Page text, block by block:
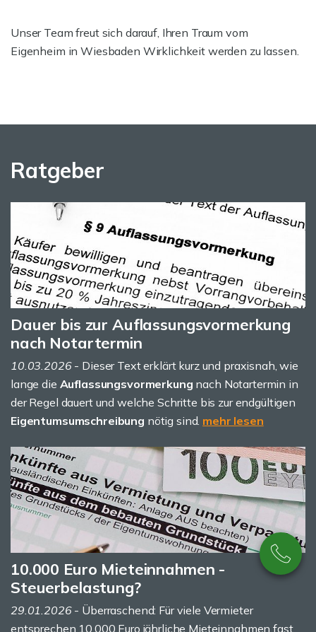
Unser Team freut sich darauf, Ihren Traum vom
Eigenheim in Wiesbaden Wirklichkeit werden zu lassen.
Ratgeber
Dauer bis zur Auflassungsvormerkung
nach Notartermin
10.03.2026- Dieser Text erklärt kurz und praxisnah, wie
lange die Auflassungsvormerkung nach Notartermin in
der Regel dauert und welche Schritte bis zur endgültigen
Eigentumsumschreibung nötig sind. mehr lesen
10.000 Euro Mieteinnahmen -
Steuerbelastung?
29.01.2026- Überraschend: Für viele Vermieter
entsprechen 10.000 Euro jährliche Mieteinnahmen fast